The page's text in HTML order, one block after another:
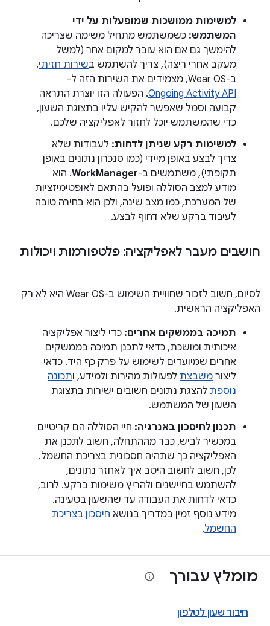
למשימות ממושכות שמופעלות על ידי
המשתמש: כשמשתמש מתחיל משימה שצריכה
להימשך גם אם הוא עובר למקום אחר (למשל
מעקב אחרי ריצה), צריך להשתמש בשירות חזיתי.
ב-Wear OS, מצמידים את השירות הזה ל-
Ongoing Activity API. הפעולה הזו יוצרת התראה
קבועה וסמל שאפשר להקיש עליו בתצוגת השעון,
כדי שהמשתמש יוכל לחזור לאפליקציה שלכם.
למשימות רקע שניתן לדחות: לעבודות שלא
צריך לבצע באופן מיידי (כמו סנכרון נתונים באופן
תקופתי), משתמשים ב-WorkManager. הוא
מודע למצב הסוללה ופועל בהתאם לאופטימיזציות
של המערכת, כמו מצב שינה, ולכן הוא בחירה טובה
לעיבוד ברקע שלא דחוף לבצע.
חושבים מעבר לאפליקציה: פלטפורמות ויכולות
לסיום, חשוב לזכור שחוויית השימוש ב-Wear OS היא לא רק
האפליקציה הראשית.
תמיכה בממשקים אחרים: כדי ליצור אפליקציה
איכותית ומושכת, כדאי לתכנן תמיכה בממשקים
אחרים שמיועדים לשימוש על פרק כף היד. כדאי
ליצור משבצת לפעולות מהירות ולמידע, ותכונה
נוספת להצגת נתונים חשובים ישירות בתצוגת
השעון של המשתמש.
תכנון לחיסכון באנרגיה: חיי הסוללה הם קריטיים
במכשיר לביש. כבר מההתחלה, חשוב לתכנן את
האפליקציה כך שתהיה חסכונית בצריכת החשמל.
לכן, חשוב לחשוב היטב איך לאחזר נתונים,
להשתמש בחיישנים ולהריץ משימות ברקע. לרוב,
כדאי לדחות את העבודה עד שהשעון בטעינה.
מידע נוסף זמין במדריך בנושא חיסכון בצריכת
החשמל.
מומלץ עבורך
חיבור שעון לטלפון